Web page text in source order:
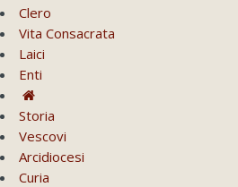
Clero
Vita Consacrata
Laici
Enti
Storia
Vescovi
Arcidiocesi
Curia